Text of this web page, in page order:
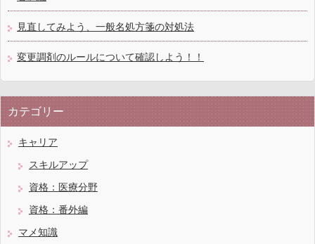
見直してみよう、一般名処方箋の対処法
変更調剤のルールについて確認しよう！！
カテゴリー
キャリア
スキルアップ
資格：医療分野
資格：番外編
マメ知識